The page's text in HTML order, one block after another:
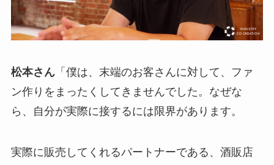
松本さん「僕は、末端のお客さんに対して、ファ
ン作りをまったくしてきませんでした。なぜな
ら、自分が実際に接するには限界があります。
実際に販売してくれるパートナーである、酒販店